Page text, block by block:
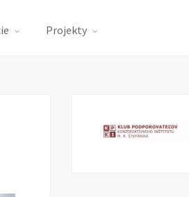
Projekty